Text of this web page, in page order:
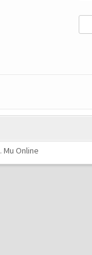
. Mu Online